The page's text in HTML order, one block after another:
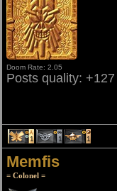
Doom Rate: 2.05
Posts quality: +127
1 1 1
Memfis
= Colonel =